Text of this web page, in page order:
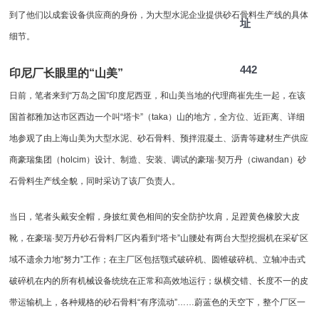
址
442
到了他们以成套设备供应商的身份，为大型水泥企业提供砂石骨料生产线的具体
细节。
印尼厂长眼里的“山美”
日前，笔者来到“万岛之国”印度尼西亚，和山美当地的代理商崔先生一起，在该
国首都雅加达市区西边一个叫“塔卡”（taka）山的地方，全方位、近距离、详细
地参观了由上海山美为大型水泥、砂石骨料、预拌混凝土、沥青等建材生产供应
商豪瑞集团（holcim）设计、制造、安装、调试的豪瑞·契万丹（ciwandan）砂
石骨料生产线全貌，同时采访了该厂负责人。
当日，笔者头戴安全帽，身披红黄色相间的安全防护坎肩，足蹬黄色橡胶大皮
靴，在豪瑞·契万丹砂石骨料厂区内看到“塔卡”山腰处有两台大型挖掘机在采矿区
域不遗余力地“努力”工作；在主厂区包括颚式破碎机、 圆锥破碎机、立轴冲击式
破碎机在内的所有机械设备统统在正常和高效地运行；纵横交错、长度不一的皮
带运输机上，各种规格的砂石骨料“有序流动”……蔚蓝色的天空下，整个厂区一